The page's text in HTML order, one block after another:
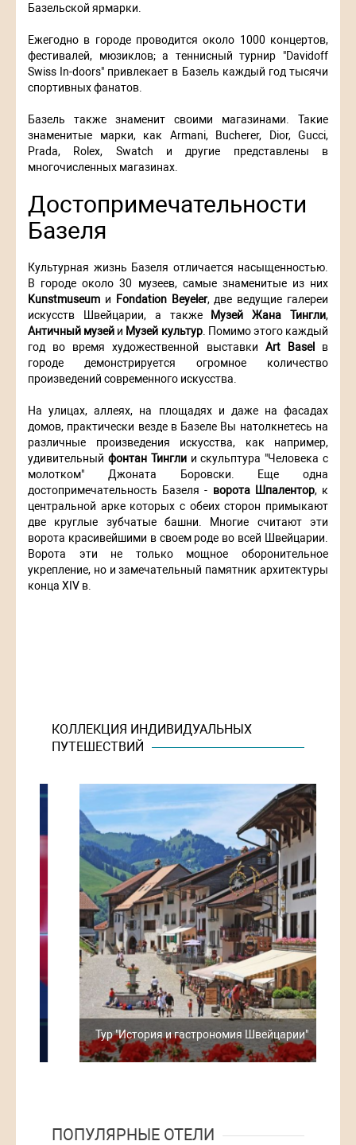
Базельской ярмарки.
Ежегодно в городе проводится около 1000 концертов,
фестивалей, мюзиклов; а теннисный турнир "Davidoff
Swiss In-doors" привлекает в Базель каждый год тысячи
спортивных фанатов.
Базель также знаменит своими магазинами. Такие
знаменитые марки, как Armani, Bucherer, Dior, Gucci,
Prada, Rolex, Swatch и другие представлены в
многочисленных магазинах.
Достопримечательности
Базеля
Культурная жизнь Базеля отличается насыщенностью.
В городе около 30 музеев, самые знаменитые из них
Kunstmuseum и Fondation Beyeler, две ведущие галереи
искусств Швейцарии, а также
Музей Жана Тингли,
Античный музей и Музей культур. Помимо этого каждый
год во время художественной выставки Art Basel
в
городе демонстрируется огромное количество
произведений современного искусства.
На улицах, аллеях, на площадях и даже на фасадах
домов, практически везде в Базеле Вы натолкнетесь на
различные произведения искусства, как например,
удивительный фонтан Тинглии скульптура "Человека с
молотком" Джоната Боровски. Еще одна
достопримечательность Базеля - ворота Шпалентор, к
центральной арке которых с обеих сторон примыкают
две круглые зубчатые башни. Многие считают эти
ворота красивейшими в своем роде во всей Швейцарии.
Ворота эти не только мощное оборонительное
укрепление, но и замечательный памятник архитектуры
конца XIV в.
КОЛЛЕКЦИЯ ИНДИВИДУАЛЬНЫХ
ПУТЕШЕСТВИЙ
Тур "История и гастрономия Швейцарии"
ПОПУЛЯРНЫЕ ОТЕЛИ